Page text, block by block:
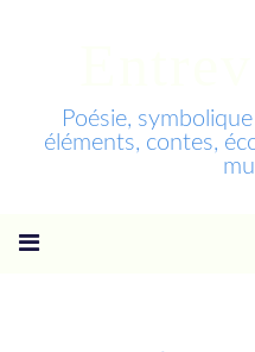
Poésie,
éléments, contes,